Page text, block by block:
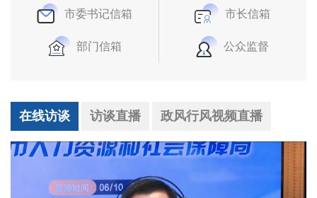
市委书记信箱 市长信箱
部门信箱 公众监督
在线访谈 访谈直播 政风行风视频直播